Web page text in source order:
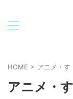
HOME > アニメ・す
アニメ・す